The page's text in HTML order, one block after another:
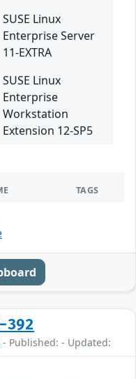
SUSE Linux
Enterprise Server
11-EXTRA
SUSE Linux
Enterprise
Workstation
Extension 12-SP5
TAGS
392
- Published: - Updated: